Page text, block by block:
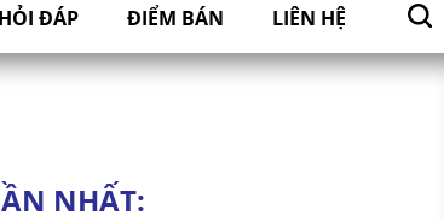
HỎI ĐÁP ĐIỂM BÁN LIÊN HỆ
NHẤT: